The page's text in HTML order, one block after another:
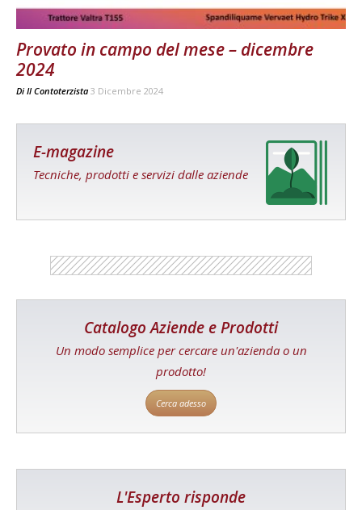
Provato in campo del mese – dicembre
2024
Di Il Contoterzista 3 Dicembre 2024
E-magazine
Tecniche, prodotti e servizi dalle aziende
Catalogo Aziende e Prodotti
Un modo semplice per cercare un'azienda o un
prodotto!
Cerca adesso
L'Esperto risponde